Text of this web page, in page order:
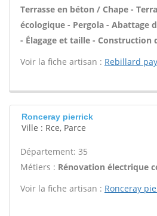
Terrasse en béton / Chape -
écologique - Pergola - Abattage
- Élagage et taille - Construction
Voir la fiche artisan : Rebillard
Ronceray pierrick
Ville : Rce, Parce
Département: 35
Métiers : Rénovation électrique
Voir la fiche artisan : Ronceray